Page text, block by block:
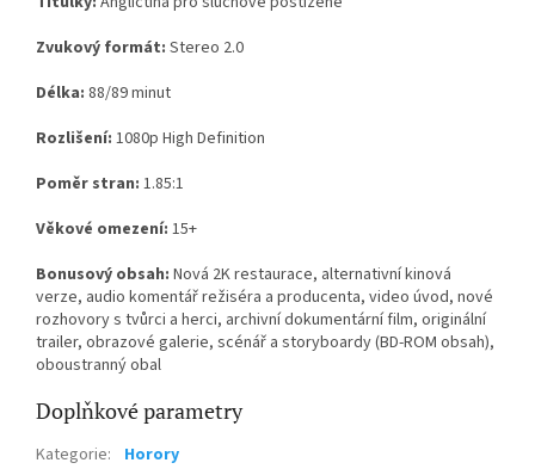
Zvukový formát: Stereo 2.0
Délka: 88/89 minut
Rozlišení: 1080p High Definition
Poměr stran: 1.85:1
Věkové omezení: 15+
Bonusový obsah: Nová 2K restaurace, alternativní kinová
verze, audio komentář režiséra a producenta, video úvod, nové
rozhovory s tvůrci a herci, archivní dokumentární film, originální
trailer, obrazové galerie, scénář a storyboardy (BD-ROM obsah),
oboustranný obal
Doplňkové parametry
Kategorie:
Horory